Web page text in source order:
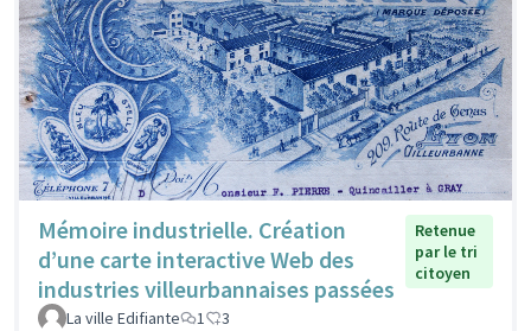
Mémoire industrielle. Création
d’une carte interactive Web des
industries villeurbannaises passées
Retenue
par le tri
citoyen
La ville Edifiante 1 3